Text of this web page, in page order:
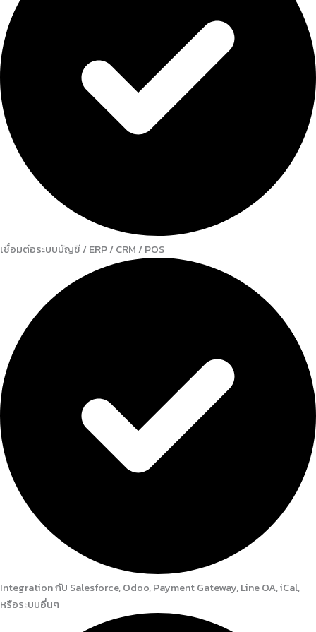
เชื่อมต่อระบบบัญชี / ERP / CRM / POS
Integration กับ Salesforce, Odoo, Payment Gateway, Line OA, iCal,
หรือระบบอื่นๆ